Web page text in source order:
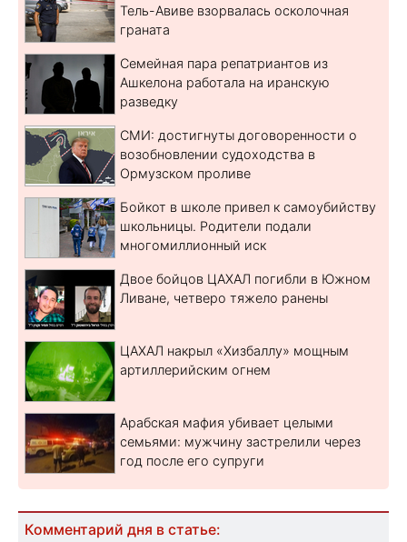
Тель-Авиве взорвалась осколочная
граната
Семейная пара репатриантов из
Ашкелона работала на иранскую
разведку
СМИ: достигнуты договоренности о
возобновлении судоходства в
Ормузском проливе
Бойкот в школе привел к самоубийству
школьницы. Родители подали
многомиллионный иск
Двое бойцов ЦАХАЛ погибли в Южном
Ливане, четверо тяжело ранены
ЦАХАЛ накрыл «Хизбаллу» мощным
артиллерийским огнем
Арабская мафия убивает целыми
семьями: мужчину застрелили через
год после его супруги
Комментарий дня в статье: